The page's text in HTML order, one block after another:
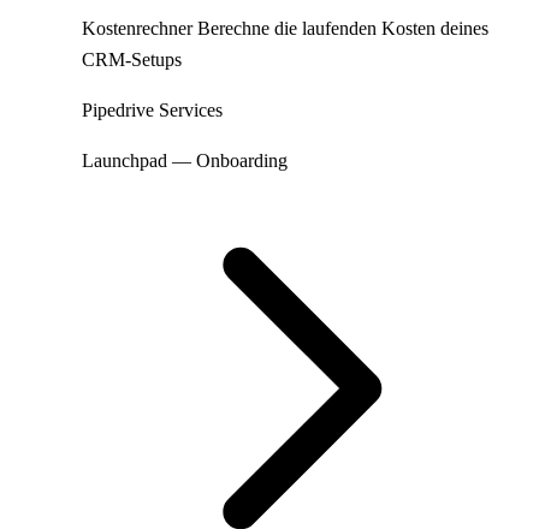
KostenrechnerBerechne die laufenden Kosten deines
CRM-Setups
Pipedrive Services
Launchpad — Onboarding